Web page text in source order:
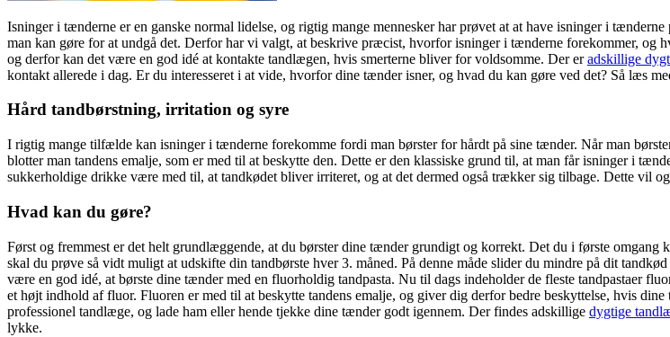
Isninger i tænderne er en ganske normal lidelse, og rigtig mange mennesker har prøvet at at have isninger i
man kan gøre for at undgå det. Derfor har vi valgt, at beskrive præcist, hvorfor isninger i tænderne forekommer, og
og derfor kan det være en god idé at kontakte tandlægen, hvis smerterne bliver for voldsomme. Der eradskillige
kontakt allerede i dag. Er du interesseret i at vide, hvorfor dine tænder isner, og hvad du kan gøre ved det? Så læs
Hård tandbørstning, irritation og syre
I rigtig mange tilfælde kan isninger i tænderne forekomme fordi man børster for hårdt på sine tænder. Når man
blotter man tandens emalje, som er med til at beskytte den. Dette er den klassiske grund til, at man får isninger i
sukkerholdige drikke være med til, at tandkødet bliver irriteret, og at det dermed også trækker sig tilbage. Dette vil
Hvad kan du gøre?
Først og fremmest er det helt grundlæggende, at du børster dine tænder grundigt og korrekt. Det du i første
skal du prøve så vidt muligt at udskifte din tandbørste hver 3. måned. På denne måde slider du mindre på dit
være en god idé, at børste dine tænder med en fluorholdig tandpasta. Nu til dags indeholder de fleste tandpastaer
et højt indhold af fluor. Fluoren er med til at beskytte tandens emalje, og giver dig derfor bedre beskyttelse, hvis
professionel tandlæge, og lade ham eller hende tjekke dine tænder godt igennem. Der findes adskillige dygtige
lykke.